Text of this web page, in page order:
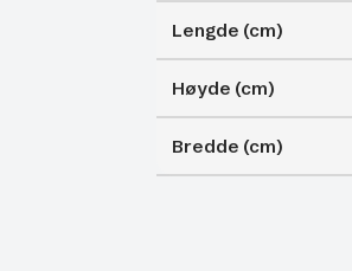
Lengde (cm)
Høyde (cm)
Bredde (cm)